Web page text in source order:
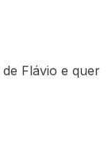
Flávio e quer